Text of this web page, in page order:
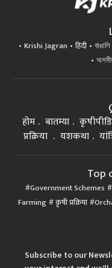
Krishi Jagran हिंदी বাঙালি
होम बातम्या
प्रक्रिया
यशकथा
Top
Government Schemes
Farming कृषी प्रक्रिया
Subscribe to our